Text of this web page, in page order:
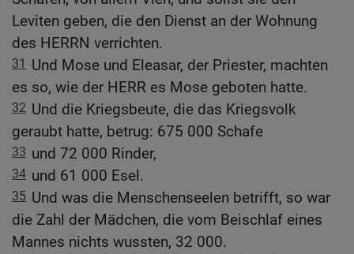
Leviten geben, die den Dienst an der Wohnung
des HERRN verrichten.
31
Und Mose und Eleasar, der Priester, machten
es so, wie der HERR es Mose geboten hatte.
32 Und die Kriegsbeute, die das Kriegsvolk
geraubt hatte, betrug: 675 000 Schafe
33 und 72 000 Rinder,
34 und 61 000 Esel.
35 Und was die Menschenseelen betrifft, so war
die Zahl der Mädchen, die vom Beischlaf eines
Mannes nichts wussten, 32 000.